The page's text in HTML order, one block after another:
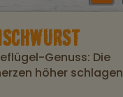
Genuss: Die
höher schlagen